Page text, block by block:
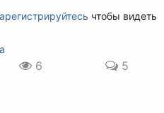
чтобы видеть
6 5